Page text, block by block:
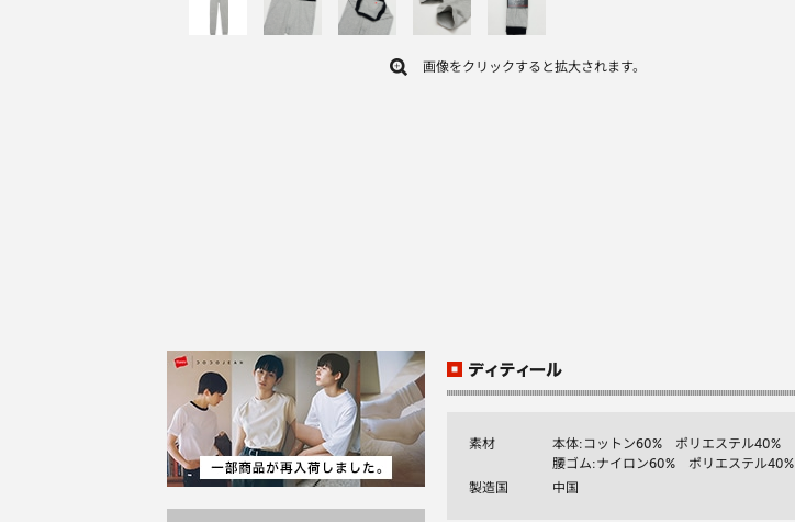
画像をクリックすると拡大されます。
素材
本体:コットン60% ポリエステル40%
腰ゴム:ナイロン60% ポリエステル40%
製造国
中国